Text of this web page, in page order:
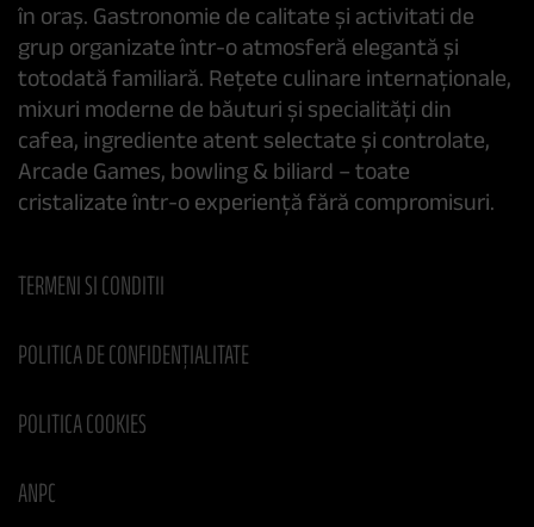
în oraș. Gastronomie de calitate și activitati de
grup organizate într-o atmosferă elegantă și
totodată familiară. Rețete culinare internaționale,
mixuri moderne de băuturi și specialități din
cafea, ingrediente atent selectate și controlate,
Arcade Games, bowling & biliard – toate
cristalizate într-o experiență fără compromisuri.
TERMENI SI CONDITII
POLITICA DE CONFIDENȚIALITATE
POLITICA COOKIES
ANPC